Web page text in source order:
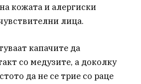
кожата и алергиски
лица.
капачите да
со медузите, а доколку
да не се трие со раце